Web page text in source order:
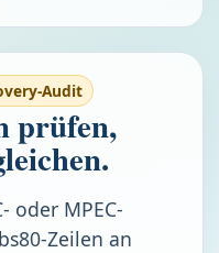
Audit
prüfen,
oder MPEC-
Zeilen an